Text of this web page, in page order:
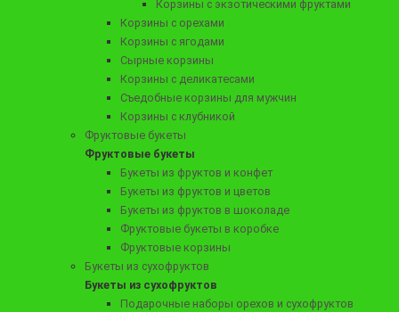
Корзины с экзотическими фруктами
Корзины с орехами
Корзины с ягодами
Сырные корзины
Корзины с деликатесами
Съедобные корзины для мужчин
Корзины с клубникой
Фруктовые букеты
Фруктовые букеты
Букеты из фруктов и конфет
Букеты из фруктов и цветов
Букеты из фруктов в шоколаде
Фруктовые букеты в коробке
Фруктовые корзины
Букеты из сухофруктов
Букеты из сухофруктов
Подарочные наборы орехов и сухофруктов
Заказать